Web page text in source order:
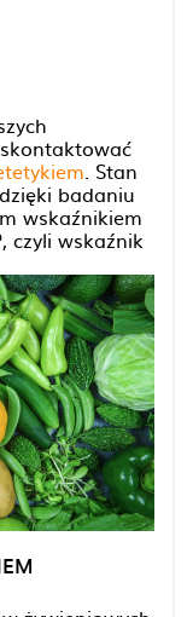
. Stan
badaniu
wskaźnikiem
czyli wskaźnik